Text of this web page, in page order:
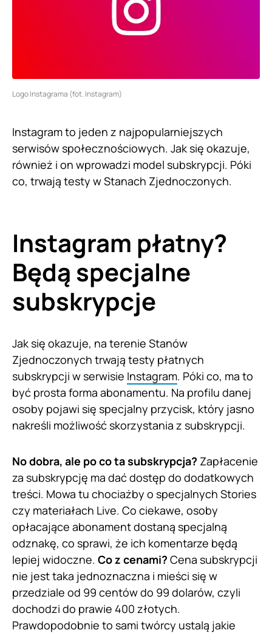
Logo Instagrama (fot. Instagram)
Instagram to jeden z najpopularniejszych
serwisów społecznościowych. Jak się okazuje,
również i on wprowadzi model subskrypcji. Póki
co, trwają testy w Stanach Zjednoczonych.
Instagram płatny?
Będą specjalne
subskrypcje
Jak się okazuje, na terenie Stanów
Zjednoczonych trwają testy płatnych
subskrypcji w serwisie Instagram. Póki co, ma to
być prosta forma abonamentu. Na profilu danej
osoby pojawi się specjalny przycisk, który jasno
nakreśli możliwość skorzystania z subskrypcji.
No dobra, ale po co ta subskrypcja? Zapłacenie
za subskrypcję ma dać dostęp do dodatkowych
treści. Mowa tu chociażby o specjalnych Stories
czy materiałach Live. Co ciekawe, osoby
opłacające abonament dostaną specjalną
odznakę, co sprawi, że ich komentarze będą
lepiej widoczne. Co z cenami? Cena subskrypcji
nie jest taka jednoznaczna i mieści się w
przedziale od 99 centów do 99 dolarów, czyli
dochodzi do prawie 400 złotych.
Prawdopodobnie to sami twórcy ustalą jakie